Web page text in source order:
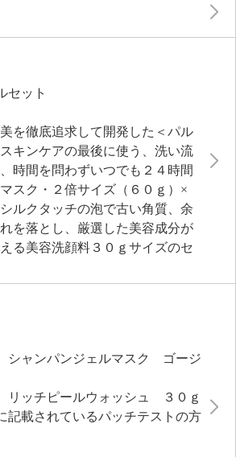
セット
を徹底追求して開発した＜パル
キンケアの最後に使う、洗い流
時間を問わずいつでも２４時間
スク・２倍サイズ（６０ｇ）×
ルクタッチの泡で古い角質、余
を落とし、厳選した美容成分が
る美容洗顔料３０ｇサイズのセ
、当ブランドが考える２０種類
く美容成分を配合し、角質層内
機能バイオサイエンス成分（３
由来成分（ヒト脂肪細胞順化培
間質細胞エクソソーム、ヒトサ
養液／ハリ・ツヤ・潤い・肌荒
め・キメ））、４種類のハリツ
（イポモエアブタタス（サツマ
シャンパンジェルマスク ゴージ
リッチピールウォッシュ ３０ｇ
記載されているパッチテストの方